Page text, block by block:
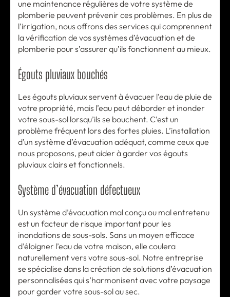
une maintenance régulières de votre système de
plomberie peuvent prévenir ces problèmes. En plus de
l’irrigation, nous offrons des services qui comprennent
la vérification de vos systèmes d’évacuation et de
plomberie pour s’assurer qu’ils fonctionnent au mieux.
Égouts pluviaux bouchés
Les égouts pluviaux servent à évacuer l’eau de pluie de
votre propriété, mais l’eau peut déborder et inonder
votre sous-sol lorsqu’ils se bouchent. C’est un
problème fréquent lors des fortes pluies. L’installation
d’un système d’évacuation adéquat, comme ceux que
nous proposons, peut aider à garder vos égouts
pluviaux clairs et fonctionnels.
Système d’évacuation défectueux
Un système d’évacuation mal conçu ou mal entretenu
est un facteur de risque important pour les
inondations de sous-sols. Sans un moyen efficace
d’éloigner l’eau de votre maison, elle coulera
naturellement vers votre sous-sol. Notre entreprise
se spécialise dans la création de solutions d’évacuation
personnalisées qui s’harmonisent avec votre paysage
pour garder votre sous-sol au sec.